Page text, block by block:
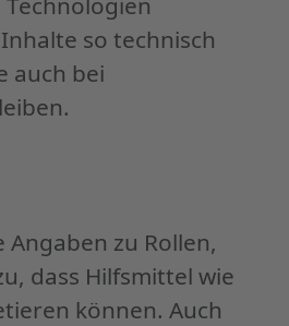
so technisch
auch bei
zu Rollen,
dass Hilfsmittel wie
können. Auch